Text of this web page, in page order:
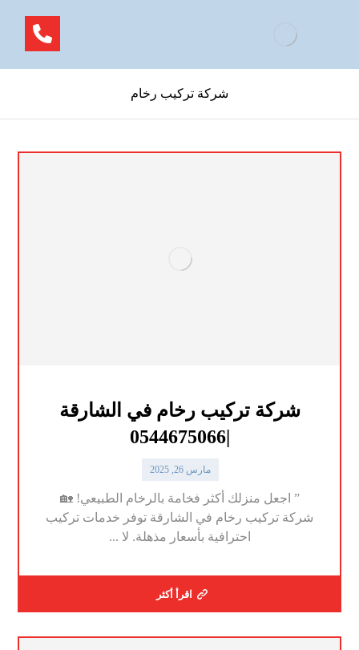
شركة تركيب رخام
شركة تركيب رخام في الشارقة
|0544675066
مارس 26, 2025
” اجعل منزلك أكثر فخامة بالرخام الطبيعي! 🏡
شركة تركيب رخام في الشارقة توفر خدمات تركيب
احترافية بأسعار مذهلة. لا ...
اقرأ أكثر